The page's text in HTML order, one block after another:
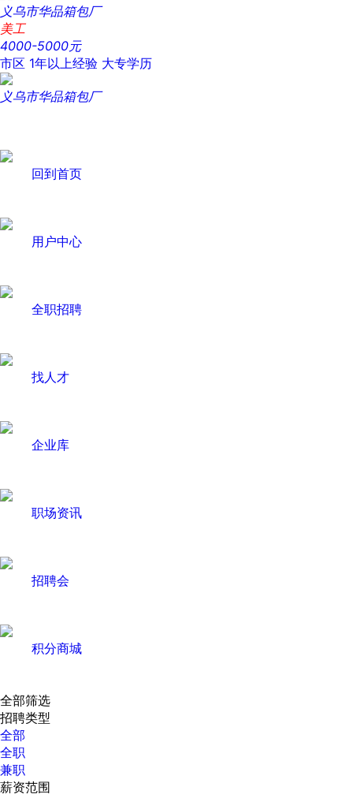
义乌市华品箱包厂
美工
4000-5000元
市区 1年以上经验 大专学历
义乌市华品箱包厂
回到首页
用户中心
全职招聘
找人才
企业库
职场资讯
招聘会
积分商城
全部筛选
招聘类型
全部
全职
兼职
薪资范围